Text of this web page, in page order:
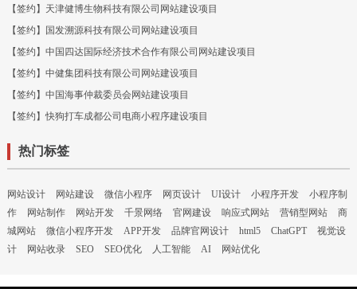
【签约】天津健博生物科技有限公司网站建设项目
【签约】国发溯源科技有限公司网站建设项目
【签约】中国四达国际经济技术合作有限公司网站建设项目
【签约】中健集团科技有限公司网站建设项目
【签约】中国海事仲裁委员会网站建设项目
【签约】快狗打车成都公司电商小程序建设项目
热门标签
网站设计 网站建设 微信小程序 网页设计 UI设计 小程序开发
小程序制
作
网站制作 网站开发 千景网络 官网建设 响应式网站 营销型网站
商
城网站
微信小程序开发 APP开发 品牌官网设计 html5 ChatGPT
视觉设
计
网站收录 SEO SEO优化 人工智能 AI 网站优化